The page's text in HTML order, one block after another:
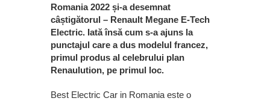
Romania 2022 și-a desemnat
câștigătorul – Renault Megane E-Tech
Electric. Iată însă cum s-a ajuns la
punctajul care a dus modelul francez,
primul produs al celebrului plan
Renaulution, pe primul loc.
Best Electric Car in Romania este o